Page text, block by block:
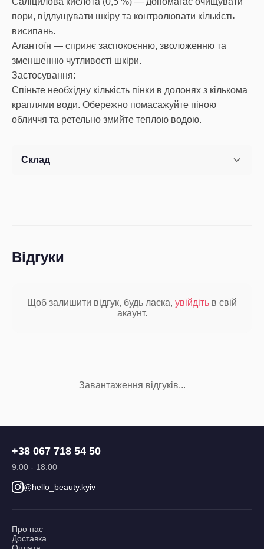
пори, відлущувати шкіру та контролювати кількість
висипань.
Алантоїн — сприяє заспокоєнню, зволоженню та
зменшенню чутливості шкіри.
Застосування:
Спіньте необхідну кількість пінки в долонях з кількома
краплями води. Обережно помасажуйте піною
обличчя та ретельно змийте теплою водою.
Склад
Відгуки
Щоб залишити відгук, будь ласка, увійдіть в свій
акаунт.
Завантаження відгуків...
+38 067 718 54 50
9:00 - 18:00
@hello_beauty.kyiv
Про нас
Доставка